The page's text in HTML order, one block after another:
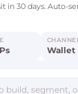
in 30 days. Auto-
CHANNEL
Wallet
build, segment,